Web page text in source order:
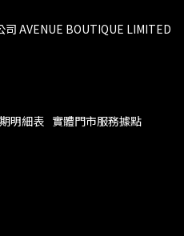
AVENUE BOUTIQUE LIMITED
明細表 實體門市服務據點